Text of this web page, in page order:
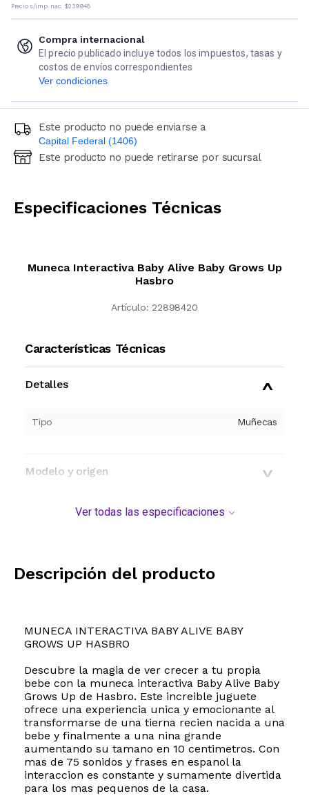
Precio s/imp. nac. $239.948
Compra internacional
El precio publicado incluye todos los impuestos, tasas y
costos de envíos correspondientes
Ver condiciones
Este producto no puede enviarse a
Capital Federal (1406)
Ingresá código postal (sólo números)
Este producto no puede retirarse por sucursal
Especificaciones Técnicas
Muneca Interactiva Baby Alive Baby Grows Up
Hasbro
Artículo: 22898420
Características Técnicas
Detalles
Tipo Muñecas
Modelo y origen
Ver todas las especificaciones
Descripción del producto
MUNECA INTERACTIVA BABY ALIVE BABY
GROWS UP HASBRO
Descubre la magia de ver crecer a tu propia
bebe con la muneca interactiva Baby Alive Baby
Grows Up de Hasbro. Este increible juguete
ofrece una experiencia unica y emocionante al
transformarse de una tierna recien nacida a una
bebe y finalmente a una nina grande
aumentando su tamano en 10 centimetros. Con
mas de 75 sonidos y frases en espanol la
interaccion es constante y sumamente divertida
para los mas pequenos de la casa.